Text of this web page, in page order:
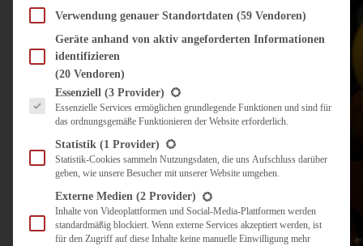
Verwendung genauer Standortdaten (59 Vendoren)
Geräte anhand von aktiv angeforderten Informationen
identifizieren
(20 Vendoren)
Es folgt eine Liste der Service-Gruppen, für die eine Einwilligung erteilt werden
Essenziell (3 Provider)
Essenzielle Services ermöglichen grundlegende Funktionen und sind für
das ordnungsgemäße Funktionieren der Website erforderlich.
Statistik (1 Provider)
Statistik-Cookies sammeln Nutzungsdaten, die uns Aufschluss darüber
geben, wie unsere Besucher mit unserer Website umgehen.
Externe Medien (2 Provider)
Inhalte von Videoplattformen und Social-Media-Plattformen werden
standardmäßig blockiert. Wenn externe Services akzeptiert werden, ist
für den Zugriff auf diese Inhalte keine manuelle Einwilligung mehr